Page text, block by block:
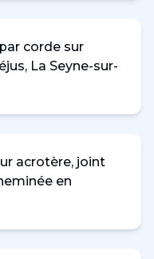
corde sur
La Seyne-sur-
acrotère, joint
en